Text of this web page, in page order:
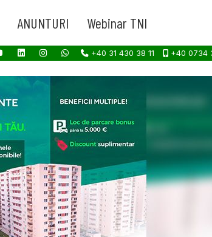
ANUNTURI Webinar TNI
+40 31 430 38 11 +40 0734